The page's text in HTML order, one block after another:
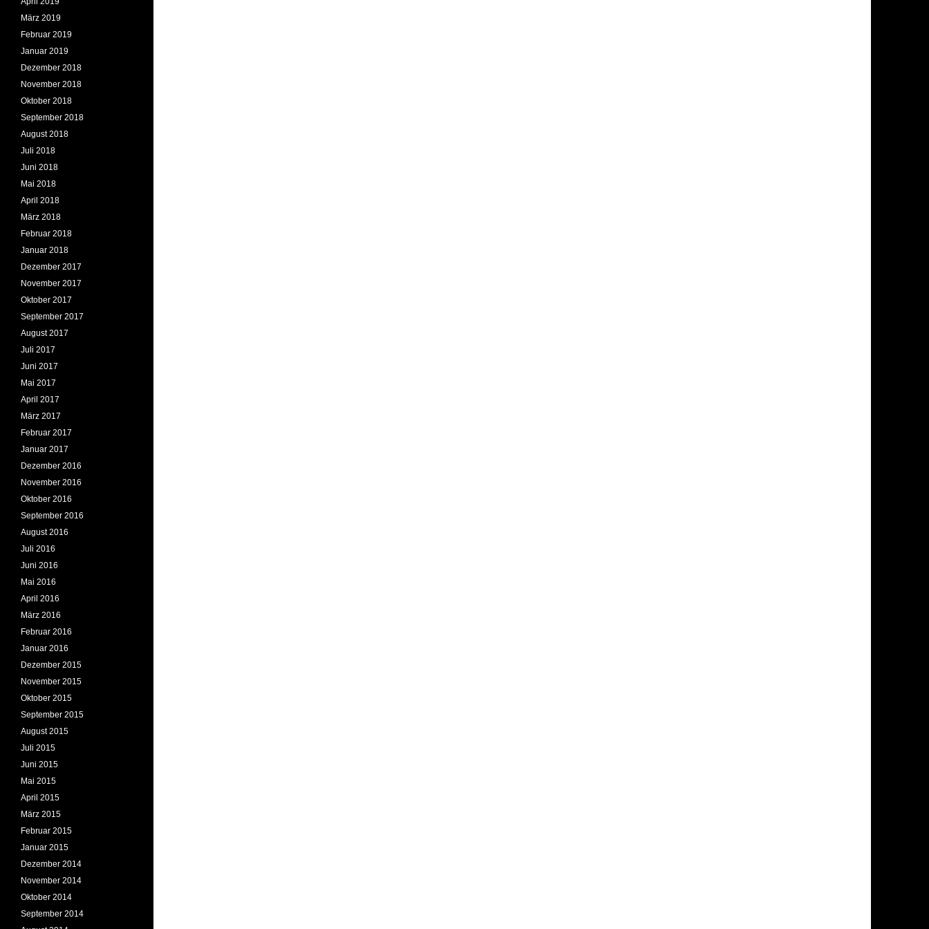
März 2019
Februar 2019
Januar 2019
Dezember 2018
November 2018
Oktober 2018
September 2018
August 2018
Juli 2018
Juni 2018
Mai 2018
April 2018
März 2018
Februar 2018
Januar 2018
Dezember 2017
November 2017
Oktober 2017
September 2017
August 2017
Juli 2017
Juni 2017
Mai 2017
April 2017
März 2017
Februar 2017
Januar 2017
Dezember 2016
November 2016
Oktober 2016
September 2016
August 2016
Juli 2016
Juni 2016
Mai 2016
April 2016
März 2016
Februar 2016
Januar 2016
Dezember 2015
November 2015
Oktober 2015
September 2015
August 2015
Juli 2015
Juni 2015
Mai 2015
April 2015
März 2015
Februar 2015
Januar 2015
Dezember 2014
November 2014
Oktober 2014
September 2014